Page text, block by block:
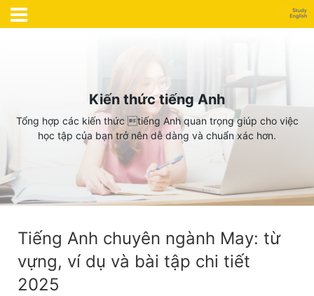
Kiến thức tiếng Anh
Tổng hợp các kiến thức tiếng Anh quan trọng giúp cho việc
học tập của bạn trở nên dễ dàng và chuẩn xác hơn.
Tiếng Anh chuyên ngành May: từ
vựng, ví dụ và bài tập chi tiết
2025